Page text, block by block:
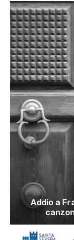
Addio a